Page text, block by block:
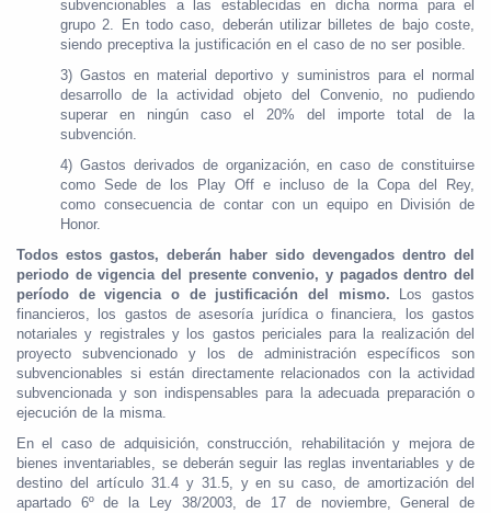
subvencionables a las establecidas en dicha norma para el
grupo 2. En todo caso, deberán utilizar billetes de bajo coste,
siendo preceptiva la justificación en el caso de no ser posible.
3) Gastos en material deportivo y suministros para el normal
desarrollo de la actividad objeto del Convenio, no pudiendo
superar en ningún caso el 20% del importe total de la
subvención.
4) Gastos derivados de organización, en caso de constituirse
como Sede de los Play Off e incluso de la Copa del Rey,
como consecuencia de contar con un equipo en División de
Honor.
Todos estos gastos, deberán haber sido devengados dentro del
periodo de vigencia del presente convenio, y pagados dentro del
período de vigencia o de justificación del mismo. Los gastos
financieros, los gastos de asesoría jurídica o financiera, los gastos
notariales y registrales y los gastos periciales para la realización del
proyecto subvencionado y los de administración específicos son
subvencionables si están directamente relacionados con la actividad
subvencionada y son indispensables para la adecuada preparación o
ejecución de la misma.
En el caso de adquisición, construcción, rehabilitación y mejora de
bienes inventariables, se deberán seguir las reglas inventariables y de
destino del artículo 31.4 y 31.5, y en su caso, de amortización del
apartado 6º de la Ley 38/2003, de 17 de noviembre, General de